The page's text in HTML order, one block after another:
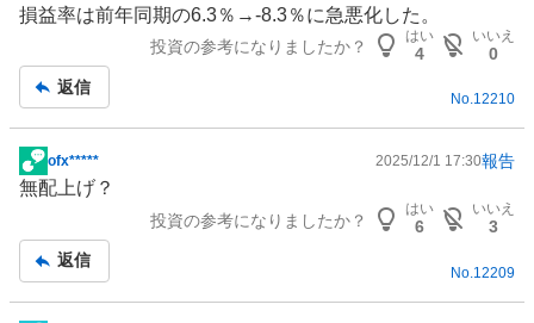
損益率は前年同期の6.3％→-8.3％に急悪化した。
投資の参考になりましたか？
はい
4
いいえ
0
返信
No.12210
掲
示
事
ofx***** 2025/12/1 17:30報告
無配上げ？
投資の参考になりましたか？
はい
6
いいえ
3
返信
No. 12209